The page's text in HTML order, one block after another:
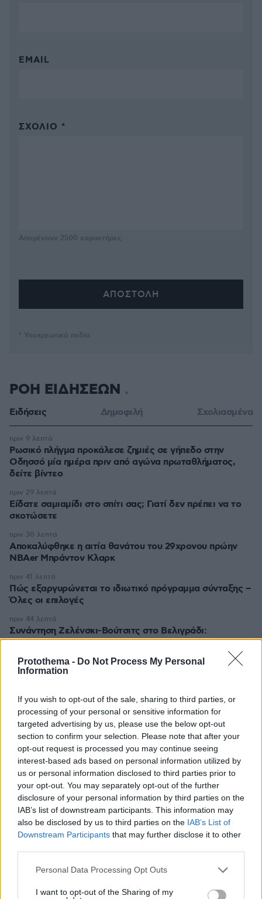
Protothema - Do Not Process My Personal
Information
If you wish to opt-out of the sale, sharing to third parties, or
processing of your personal or sensitive information for
targeted advertising by us, please use the below opt-out
section to confirm your selection. Please note that after your
opt-out request is processed you may continue seeing
interest-based ads based on personal information utilized by
us or personal information disclosed to third parties prior to
your opt-out. You may separately opt-out of the further
disclosure of your personal information by third parties on the
IAB’s list of downstream participants. This information may
also be disclosed by us to third parties on the IAB’s List of
Downstream Participants that may further disclose it to other
Please note that this website/app uses one or more Google
not limited to your visit or usage behaviour. You may click to
Personal Data Processing Opt Outs
I want to opt-out of the Sharing of my
EMAIL
ΣΧΌΛΙΟ *
Απομένουν 2500 χαρακτήρες
* Υποχρεωτικά πεδία
ΡΟΗ ΕΙΔΗΣΕΩΝ
Ειδήσεις Δημοφιλή Σχολιασμένα
Ρωσικό πλήγμα προκάλεσε ζημιές σε γήπεδο στην
Οδησσό μία ημέρα πριν από αγώνα πρωταθλήματος,
δείτε βίντεο
πριν 9 λεπτά
Είδατε σαμιαμίδι στο σπίτι σας; Γιατί δεν πρέπει να το
σκοτώσετε
πριν 29 λεπτά
Αποκαλύφθηκε η αιτία θανάτου του 29χρονου πρώην
NBAer Μπράντον Κλαρκ
πριν 30 λεπτά
Πώς εξαργυρώνεται το ιδιωτικό πρόγραμμα σύνταξης –
Όλες οι επιλογές
πριν 41 λεπτά
Συνάντηση Ζελένσκι-Βούτσιτς στο Βελιγράδι:
Οικονομία, ασφάλεια και στο βάθος... Ρωσία
πριν 44 λεπτά
Σιροπιαστά γλυκά: Πού βρίσκουμε από τα καλύτερα
πριν μία ώρα
Υπό έλεγχο η πυρκαγιά σε ισόγειο κατάστημα στο
Παλαιό Φάληρο, εκκενώθηκε προληπτικά πολυκατοικία
07.08.2026, 23:47
Εντυπωσιάζει με την εμφάνισή της η σύζυγος του Τζέντι
Όσμαν στις διακοπές τους στην Τουρκία, βίντεο
07.08.2026, 23:43
Φωτιά στη Σητεία στην περιοχή Αχλάδια, κοντά σε
πάρκο με ανεμογεννήτριες, πνέουν ισχυροί άνεμοι στην
περιοχή
07.08.2026, 23:40
Μπορεί ο σκύλος μας να πιει κρύο νερό; Τι πρέπει να
προσέξουμε με τα παγάκια